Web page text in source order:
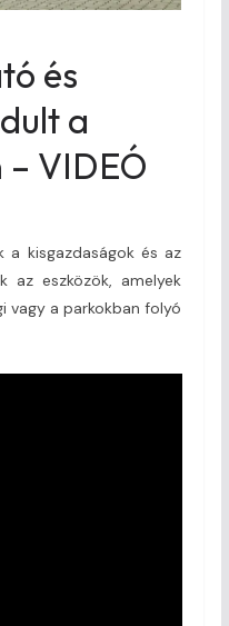
és
a
– VIDEÓ
a kisgazdaságok és az
az eszközök, amelyek
vagy a parkokban folyó